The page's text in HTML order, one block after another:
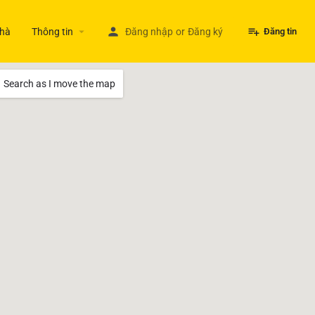
Thông tin Đăng nhập or Đăng ký Đăng tin
Search as I move the map